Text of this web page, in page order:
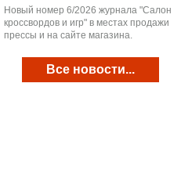
Новый номер 6/2026 журнала "Салон
кроссвордов и игр" в местах продажи
прессы и на сайте магазина.
Все новости...